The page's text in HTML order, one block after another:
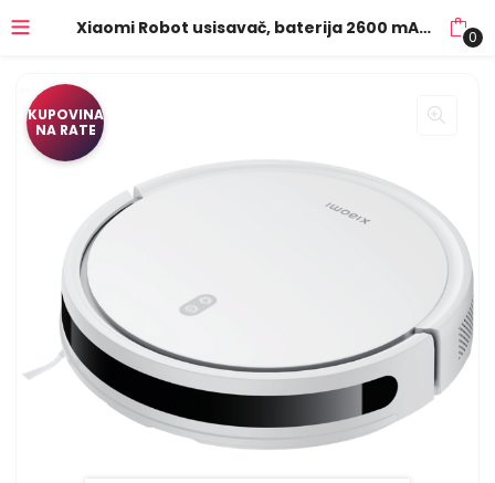
Xiaomi Robot usisavač, baterija 2600 mAh, WiFi – Mi E10 0
KUPOVINA
NA RATE